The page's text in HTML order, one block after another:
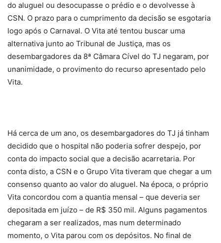
do aluguel ou desocupasse o prédio e o devolvesse à
CSN. O prazo para o cumprimento da decisão se esgotaria
logo após o Carnaval. O Vita até tentou buscar uma
alternativa junto ao Tribunal de Justiça, mas os
desembargadores da 8ª Câmara Cível do TJ negaram, por
unanimidade, o provimento do recurso apresentado pelo
Vita.
Há cerca de um ano, os desembargadores do TJ já tinham
decidido que o hospital não poderia sofrer despejo, por
conta do impacto social que a decisão acarretaria. Por
conta disto, a CSN e o Grupo Vita tiveram que chegar a um
consenso quanto ao valor do aluguel. Na época, o próprio
Vita concordou com a quantia mensal – que deveria ser
depositada em juízo – de R$ 350 mil. Alguns pagamentos
chegaram a ser realizados, mas num determinado
momento, o Vita parou com os depósitos. No final de